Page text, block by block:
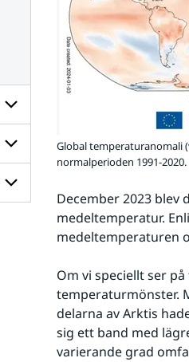
Undersidor
för
Framtidens
klimat
Undersidor
för
Klimatanpassning
Undersidor
Global temperaturanomali
normalperioden 1991-2020.
December 2023 blev
medeltemperatur.
medeltemperaturen
Om vi speciellt ser
temperaturmönster.
delarna av Arktis
sig ett band med
varierande grad